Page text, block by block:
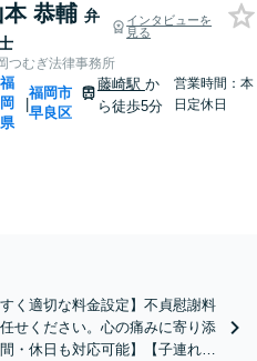
本 恭輔 弁
インタビューを
見る
つむぎ法律事務所
福
岡
県
|
福岡市
早良区
藤崎駅 か
ら徒歩5分
営業時間：本
日定休日
く適切な料金設定】不貞慰謝料
せください。心の痛みに寄り添
・休日も対応可能】【子連れ相